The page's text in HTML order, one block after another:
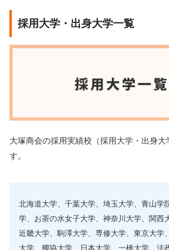
採用大学・出身大学一覧
大塚商会の採用実績校（採用大学・出身
す。
北海道大学、千葉大学、埼玉大学、青山学
学、お茶の水女子大学、神奈川大学、関西
近畿大学、駒澤大学、専修大学、東京大学
大学、獨協大学、日本大学、一橋大学、法